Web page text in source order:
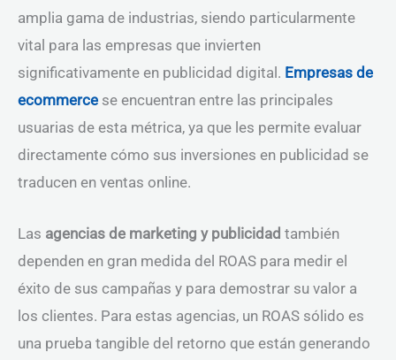
amplia gama de industrias, siendo particularmente
vital para las empresas que invierten
significativamente en publicidad digital. Empresas de
ecommerce se encuentran entre las principales
usuarias de esta métrica, ya que les permite evaluar
directamente cómo sus inversiones en publicidad se
traducen en ventas online.
Las agencias de marketing y publicidad también
dependen en gran medida del ROAS para medir el
éxito de sus campañas y para demostrar su valor a
los clientes. Para estas agencias, un ROAS sólido es
una prueba tangible del retorno que están generando